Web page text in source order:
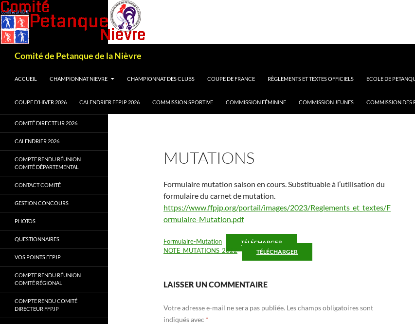
Comité de Petanque de la Nièvre
ACCUEIL
CHAMPIONNAT NIEVRE CHAMPIONNAT DES CLUBS COUPE DE FRANCE RÈGLEMENTS ET TEXTES OFFICIELS ECOLE DE
COUPE D’HIVER 2026 CALENDRIER FFPJP 2026 COMMISSION SPORTIVE COMMISSION FÉMININE COMMISSION JEUNES COMMISSION DES
MUTATIONS
Formulaire mutation saison en cours. Substituable à l’utilisation du
formulaire du carnet de mutation.
https://www.ffpjp.org/portail/images/2023/Reglements_et_textes/F
ormulaire-Mutation.pdf
Formulaire-Mutation TÉLÉCHARGER
NOTE_MUTATIONS_2022 TÉLÉCHARGER
LAISSER UN COMMENTAIRE
Votre adresse e-mail ne sera pas publiée. Les champs obligatoires sont
indiqués avec *
COMITÉ DIRECTEUR 2026
CALENDRIER 2026
COMPTE RENDU RÉUNION
COMITÉ DÉPARTEMENTAL
CONTACT COMITÉ
GESTION CONCOURS
PHOTOS
QUESTIONNAIRES
VOS POINTS FFPJP
COMPTE RENDU RÉUNION
COMITÉ RÉGIONAL
COMPTE RENDU COMITÉ
DIRECTEUR FFPJP